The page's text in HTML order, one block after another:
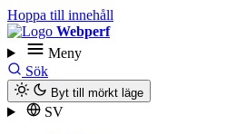
Hoppa till innehåll
Webperf
Meny
Sök
Byt till mörkt läge
SV